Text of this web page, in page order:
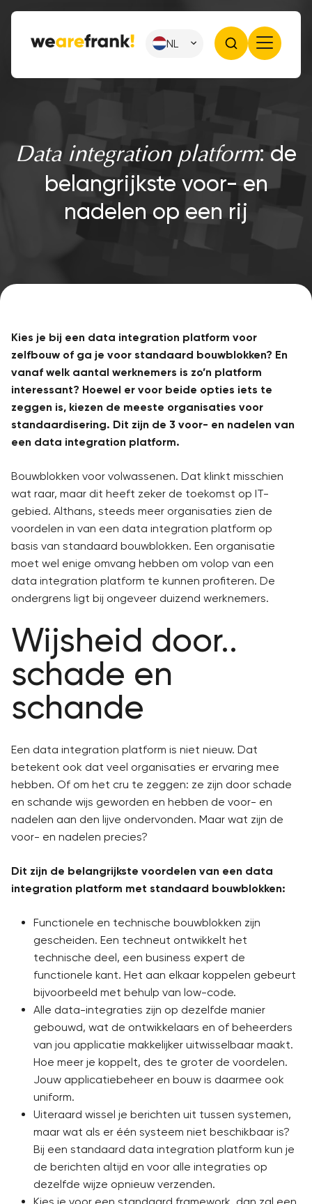
NL
Data integration platform: de
belangrijkste voor- en
nadelen op een rij
Kies je bij een data integration platform voor
zelfbouw of ga je voor standaard bouwblokken? En
vanaf welk aantal werknemers is zo’n platform
interessant? Hoewel er voor beide opties iets te
zeggen is, kiezen de meeste organisaties voor
standaardisering. Dit zijn de 3 voor- en nadelen van
een data integration platform.
Bouwblokken voor volwassenen. Dat klinkt misschien
wat raar, maar dit heeft zeker de toekomst op IT-
gebied. Althans, steeds meer organisaties zien de
voordelen in van een data integration platform op
basis van standaard bouwblokken. Een organisatie
moet wel enige omvang hebben om volop van een
data integration platform te kunnen profiteren. De
ondergrens ligt bij ongeveer duizend werknemers.
Wijsheid door..
schade en
schande
Een data integration platform is niet nieuw. Dat
betekent ook dat veel organisaties er ervaring mee
hebben. Of om het cru te zeggen: ze zijn door schade
en schande wijs geworden en hebben de voor- en
nadelen aan den lijve ondervonden. Maar wat zijn de
voor- en nadelen precies?
Dit zijn de belangrijkste voordelen van een data
integration platform met standaard bouwblokken:
Functionele en technische bouwblokken zijn
gescheiden. Een techneut ontwikkelt het
technische deel, een business expert de
functionele kant. Het aan elkaar koppelen gebeurt
bijvoorbeeld met behulp van low-code.
Alle data-integraties zijn op dezelfde manier
gebouwd, wat de ontwikkelaars en of beheerders
van jou applicatie makkelijker uitwisselbaar maakt.
Hoe meer je koppelt, des te groter de voordelen.
Jouw applicatiebeheer en bouw is daarmee ook
uniform.
Uiteraard wissel je berichten uit tussen systemen,
maar wat als er één systeem niet beschikbaar is?
Bij een standaard data integration platform kun je
de berichten altijd en voor alle integraties op
dezelfde wijze opnieuw verzenden.